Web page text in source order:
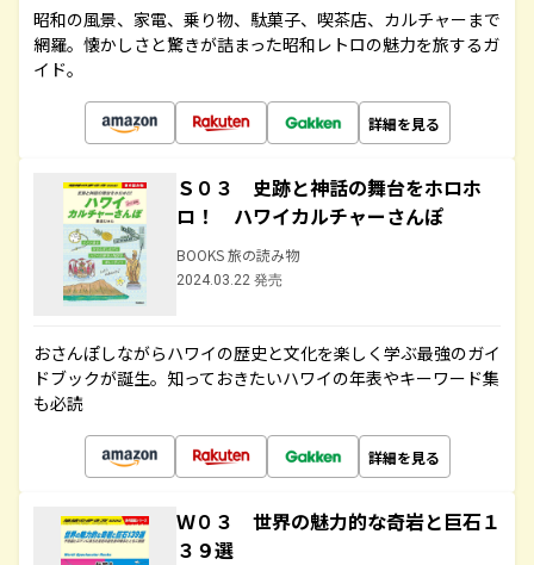
昭和の風景、家電、乗り物、駄菓子、喫茶店、カルチャーまで
網羅。懐かしさと驚きが詰まった昭和レトロの魅力を旅するガ
イド。
詳細を見る
Ｓ０３ 史跡と神話の舞台をホロホ
ロ！ ハワイカルチャーさんぽ
BOOKS 旅の読み物
2024.03.22 発売
おさんぽしながらハワイの歴史と文化を楽しく学ぶ最強のガイ
ドブックが誕生。知っておきたいハワイの年表やキーワード集
も必読
詳細を見る
Ｗ０３ 世界の魅力的な奇岩と巨石１
３９選